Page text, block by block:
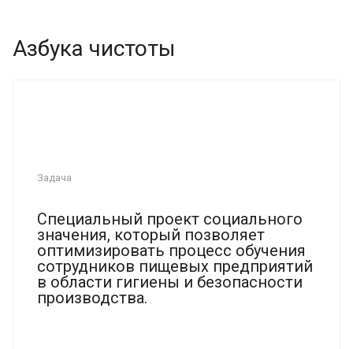
Азбука чистоты
Задача
Специальный проект социального
значения, который позволяет
оптимизировать процесс обучения
сотрудников пищевых предприятий
в области гигиены и безопасности
производства.